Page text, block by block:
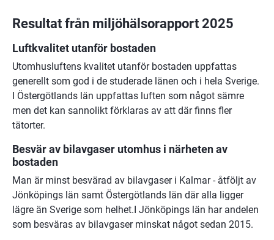
Resultat från miljöhälsorapport 2025
Luftkvalitet utanför bostaden
Utomhusluftens kvalitet utanför bostaden uppfattas
generellt som god i de studerade länen och i hela Sverige.
I Östergötlands län uppfattas luften som något sämre
men det kan sannolikt förklaras av att där finns fler
tätorter.
Besvär av bilavgaser utomhus i närheten av
bostaden
Man är minst besvärad av bilavgaser i Kalmar - åtföljt av
Jönköpings län samt Östergötlands län där alla ligger
lägre än Sverige som helhet.I Jönköpings län har andelen
som besväras av bilavgaser minskat något sedan 2015.